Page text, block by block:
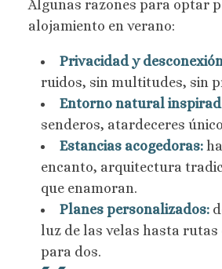
Algunas razones para optar
alojamiento en verano:
Privacidad y
ruidos, sin multitudes, sin
Entorno natural
senderos, atardeceres
Estancias acogedoras:
encanto, arquitectura
que enamoran.
Planes personalizados:
luz de las velas hasta rutas
para dos.